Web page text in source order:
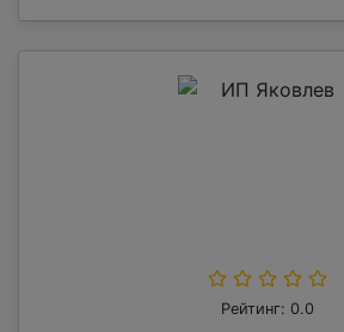
Рейтинг: 0.0